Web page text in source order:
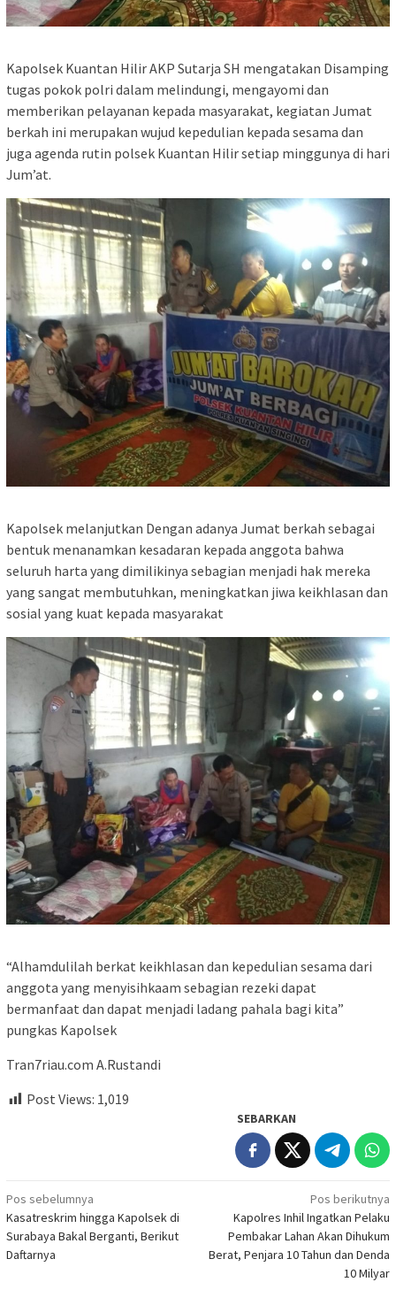
Kapolsek Kuantan Hilir AKP Sutarja SH mengatakan Disamping
tugas pokok polri dalam melindungi, mengayomi dan
memberikan pelayanan kepada masyarakat, kegiatan Jumat
berkah ini merupakan wujud kepedulian kepada sesama dan
juga agenda rutin polsek Kuantan Hilir setiap minggunya di hari
Jum’at.
Kapolsek melanjutkan Dengan adanya Jumat berkah sebagai
bentuk menanamkan kesadaran kepada anggota bahwa
seluruh harta yang dimilikinya sebagian menjadi hak mereka
yang sangat membutuhkan, meningkatkan jiwa keikhlasan dan
sosial yang kuat kepada masyarakat
“Alhamdulilah berkat keikhlasan dan kepedulian sesama dari
anggota yang menyisihkaam sebagian rezeki dapat
bermanfaat dan dapat menjadi ladang pahala bagi kita”
pungkas Kapolsek
Tran7riau.com A.Rustandi
Post Views: 1,019
SEBARKAN
Navigasi
pos
Pos sebelumnya
Kasatreskrim hingga Kapolsek di
Surabaya Bakal Berganti, Berikut
Daftarnya
Pos berikutnya
Kapolres Inhil Ingatkan Pelaku
Pembakar Lahan Akan Dihukum
Berat, Penjara 10 Tahun dan Denda
10 Milyar